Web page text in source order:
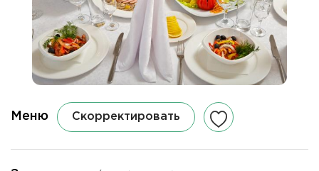
Меню Скорректировать